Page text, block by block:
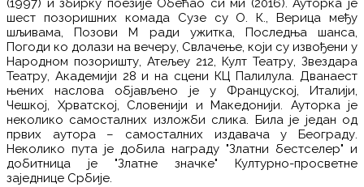
(1997) и збирку поезије Обећао си ми (2016). Ауторка је
шест позоришних комада Сузе су О. К., Верица међу
шљивама, Позови М ради ужитка, Последња шанса,
Погоди ко долази на вечеру, Свлачење, који су извођени у
Народном позоришту, Атељеу 212, Култ Театру, Звездара
Театру, Академији 28 и на сцени КЦ Палилула. Дванаест
њених наслова објављено је у Француској, Италији,
Чешкој, Хрватској, Словенији и Македонији. Ауторка је
неколико самосталних изложби слика. Била је један од
првих аутора – самосталних издавача у Београду.
Неколико пута је добила награду "Златни бестселер" и
добитница је "Златне значке" Културно-просветне
заједнице Србије.